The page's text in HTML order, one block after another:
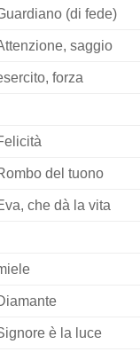
(di fede)
saggio
forza
del tuono
che dà la vita
è la luce